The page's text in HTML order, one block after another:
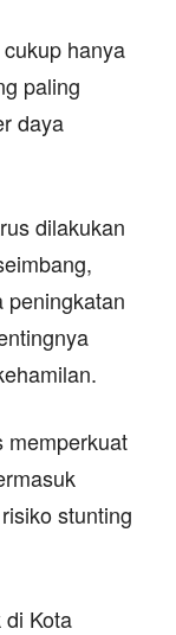
hanya
paling
daya
dilakukan
peningkatan
memperkuat
stunting
di Kota